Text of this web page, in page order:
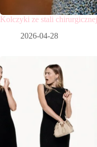
Kolczyki ze stali
2026-04-28